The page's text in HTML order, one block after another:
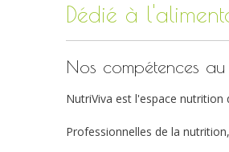
Dédié à
Nos compétences
NutriViva est l'espace nutrition
Professionnelles de la